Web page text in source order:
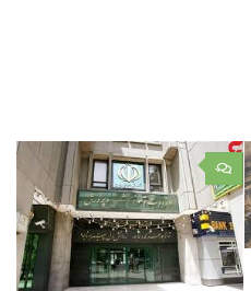
۰